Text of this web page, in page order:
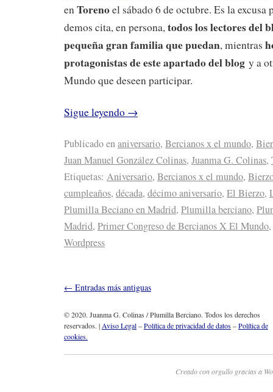
Primer Congreso de Bercianos X El Mundo
enTorenoel sábado 6 de octubre. Es la excusa
demos cita, en persona,todos los lectores del
pequeña gran familia que puedan, mientras
protagonistas de este apartado del blog
Publicado enaniversario,Bercianos x el mundo,
Juan Manuel González Colinas,Juanma G. Colinas,
Etiquetas:Aniversario,Bercianos x el mundo,
cumpleaños,década,décimo aniversario,El Bierzo,
Plumilla Beciano en Madrid,Plumilla berciano,
Madrid,Primer Congreso de Bercianos X El Mundo
© 2020. Juanma G. Colinas / Plumilla Berciano. Todos los derechos
reservados. |
cookies.